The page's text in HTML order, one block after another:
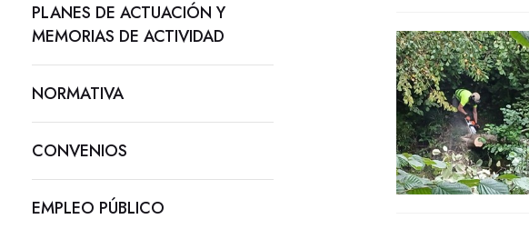
PLANES DE ACTUACIÓN Y
MEMORIAS DE ACTIVIDAD
NORMATIVA
CONVENIOS
EMPLEO PÚBLICO